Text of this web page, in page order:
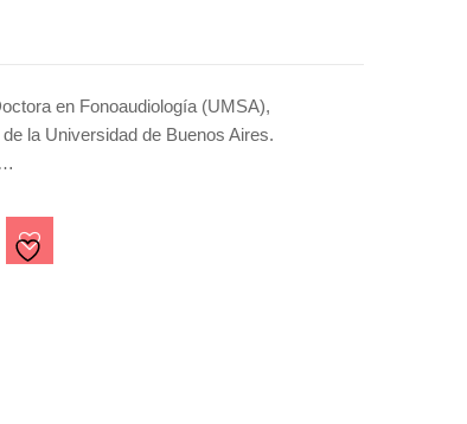
en Fonoaudiología (UMSA),
la Universidad de Buenos Aires.